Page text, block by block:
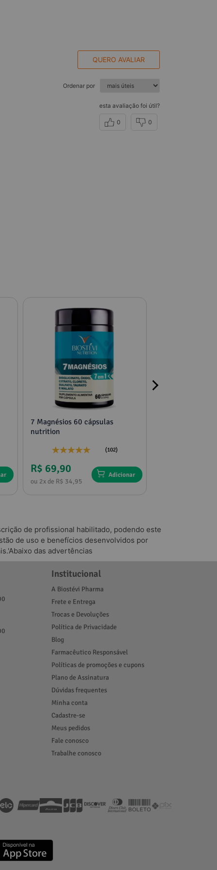
QUERO AVALIAR
Ordenar por
esta avaliação foi útil?
0 0
7 Magnésios 60 cápsulas
nutrition
(102)
R$ 69,90
ou 2x de R$ 34,95
Adicionar
de profissional habilitado, podendo este
de uso e benefícios desenvolvidos por
das advertências
Institucional
A Biostévi Pharma
Frete e Entrega
Trocas e Devoluções
Política de Privacidade
Blog
Farmacêutico Responsável
Políticas de promoções e cupons
Plano de Assinatura
Dúvidas frequentes
Minha conta
Cadastre-se
Meus pedidos
Fale conosco
Trabalhe conosco